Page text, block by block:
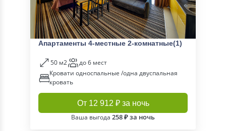
Апартаменты 4-местные 2-комнатные(1)
50 м2
до 6 мест
Кровати односпальные /одна двуспальная
кровать
От 12 912 ₽ за ночь
Ваша выгода 258 ₽ за ночь